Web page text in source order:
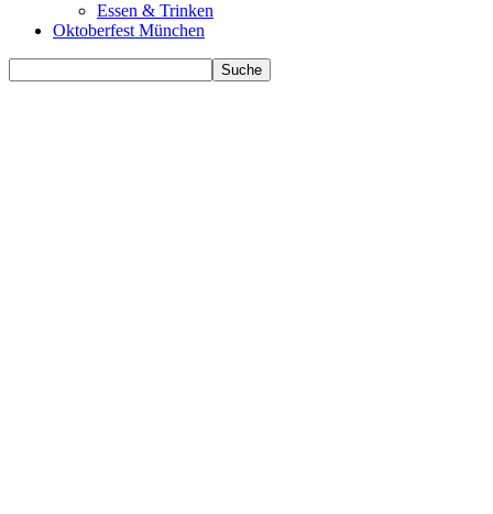
Essen & Trinken
Oktoberfest München